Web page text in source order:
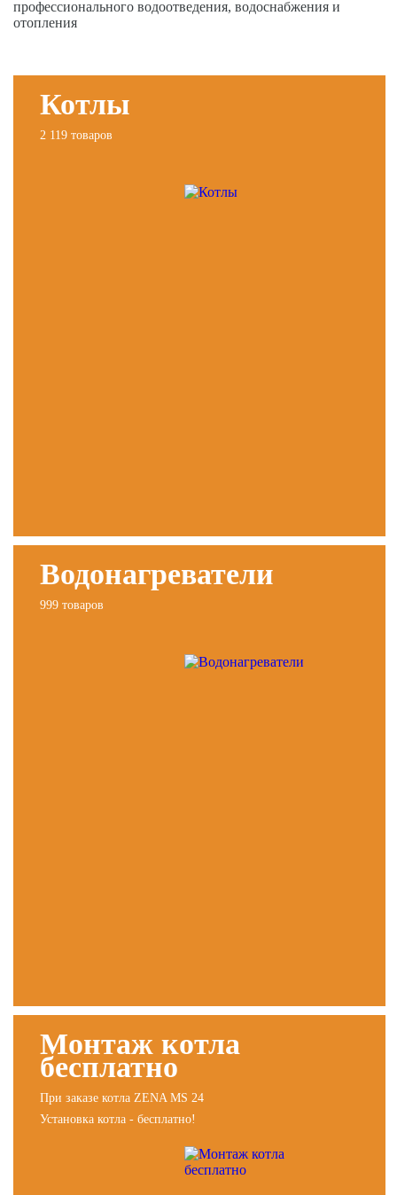
профессионального водоотведения, водоснабжения и
отопления
Котлы
2 119 товаров
Водонагреватели
999 товаров
Монтаж котла
бесплатно
При заказе котла ZENA MS 24
Установка котла - бесплатно!